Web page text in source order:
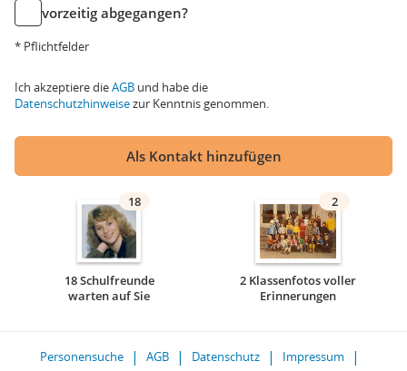
vorzeitig abgegangen?
* Pflichtfelder
Ich akzeptiere dieAGB und habe die
Datenschutzhinweisezur Kenntnis genommen.
Als Kontakt hinzufügen
18
18 Schulfreunde
warten auf Sie
2
2 Klassenfotos voller
Erinnerungen
Personensuche AGB Datenschutz
Impressum